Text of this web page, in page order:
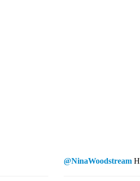
@NinaWoodstream